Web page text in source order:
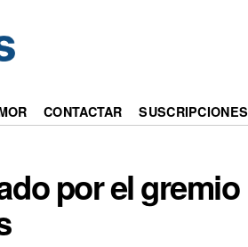
CONTACTAR SUSCRIPCIONES
por el gremio